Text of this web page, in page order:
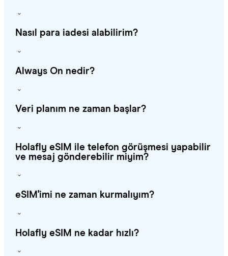
Nasıl para iadesi alabilirim?
Always On nedir?
Veri planım ne zaman başlar?
Holafly eSIM ile telefon görüşmesi yapabilir
ve mesaj gönderebilir miyim?
eSIM'imi ne zaman kurmalıyım?
Holafly eSIM ne kadar hızlı?